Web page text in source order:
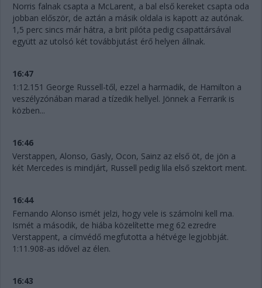
Norris falnak csapta a McLarent, a bal első kereket csapta oda
jobban először, de aztán a másik oldala is kapott az autónak.
1,5 perc sincs már hátra, a brit pilóta pedig csapattársával
együtt az utolsó két továbbjutást érő helyen állnak.
16:47
1:12.151 George Russell-től, ezzel a harmadik, de Hamilton a
veszélyzónában marad a tízedik hellyel. Jönnek a Ferrarik is
közben...
16:46
Verstappen, Alonso, Gasly, Ocon, Sainz az első öt, de jön a
két Mercedes is mindjárt, Russell pedig lila első szektort ment.
16:44
Fernando Alonso ismét jelzi, hogy vele is számolni kell ma.
Ismét a második, de hiába közelítette meg 62 ezredre
Verstappent, a címvédő megfutotta a hétvége legjobbját.
1:11.908-as idővel az élen.
16:43